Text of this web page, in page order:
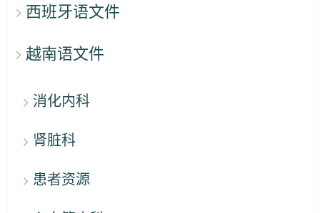
西班牙语文件
越南语文件
消化内科
肾脏科
患者资源